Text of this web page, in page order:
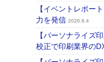
【イベントレポー
力を発信 2026.8.4
【パーソナライズ
校正で印刷業界の